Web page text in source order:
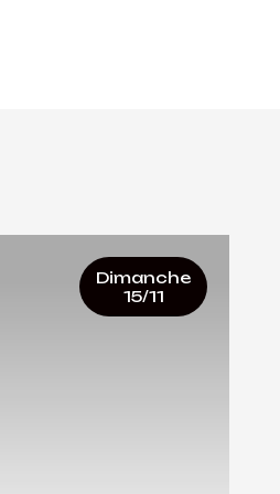
Dimanche
15/11